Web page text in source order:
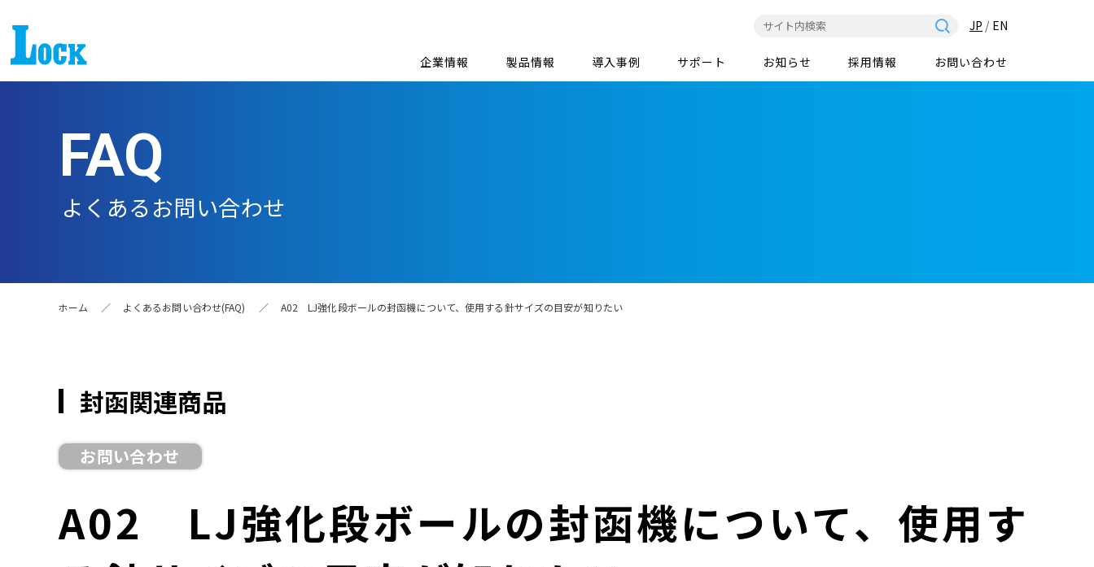
JP / EN
企業情報 製品情報 導入事例 サポート お知らせ 採用情報 お問い合わせ
FAQ
よくあるお問い合わせ
ホーム ／ よくあるお問い合わせ(FAQ) ／ A02 LJ強化段ボールの封函機について、使用する針サイズの目安が知りたい
封函関連商品
お問い合わせ
A02 LJ強化段ボールの封函機について、使用す